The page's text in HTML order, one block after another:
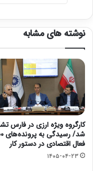
نوشته های مشابه
کارگروه ویژه ارزی در فارس
شد/
فعال اقتصادی در دستور کار
۱۴۰۵-۰۴-۲۳